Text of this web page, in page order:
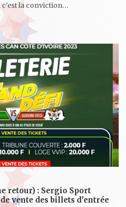
la conviction…
retour) : Sergio Sport
vente des billets d’entrée